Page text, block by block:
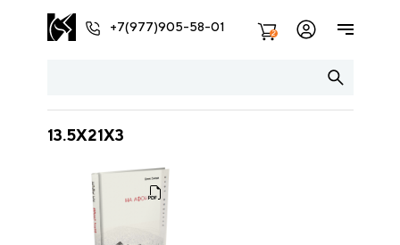
+7(977)905-58-01 2
13.5X21X3